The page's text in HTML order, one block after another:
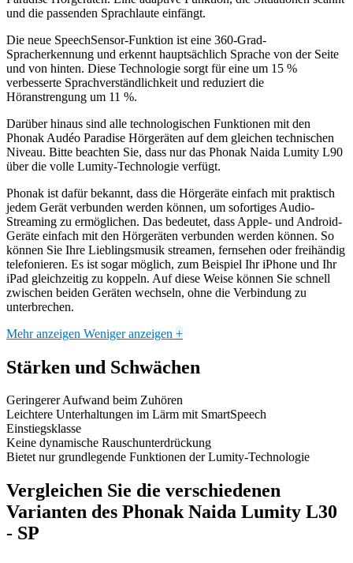
und die passenden Sprachlaute einfängt.
Die neue SpeechSensor-Funktion ist eine 360-Grad-
Spracherkennung und erkennt hauptsächlich Sprache von der Seite
und von hinten. Diese Technologie sorgt für eine um 15 %
verbesserte Sprachverständlichkeit und reduziert die
Höranstrengung um 11 %.
Darüber hinaus sind alle technologischen Funktionen mit den
Phonak Audéo Paradise Hörgeräten auf dem gleichen technischen
Niveau. Bitte beachten Sie, dass nur das Phonak Naida Lumity L90
über die volle Lumity-Technologie verfügt.
Phonak ist dafür bekannt, dass die Hörgeräte einfach mit praktisch
jedem Gerät verbunden werden können, um sofortiges Audio-
Streaming zu ermöglichen. Das bedeutet, dass Apple- und Android-
Geräte einfach mit den Hörgeräten verbunden werden können. So
können Sie Ihre Lieblingsmusik streamen, fernsehen oder freihändig
telefonieren. Es ist sogar möglich, zum Beispiel Ihr iPhone und Ihr
iPad gleichzeitig zu koppeln. Auf diese Weise können Sie schnell
zwischen beiden Geräten wechseln, ohne die Verbindung zu
unterbrechen.
Mehr anzeigen Weniger anzeigen +
Stärken und Schwächen
Geringerer Aufwand beim Zuhören
Leichtere Unterhaltungen im Lärm mit SmartSpeech
Einstiegsklasse
Keine dynamische Rauschunterdrückung
Bietet nur grundlegende Funktionen der Lumity-Technologie
Vergleichen Sie die verschiedenen
Varianten des Phonak Naida Lumity L30
- SP